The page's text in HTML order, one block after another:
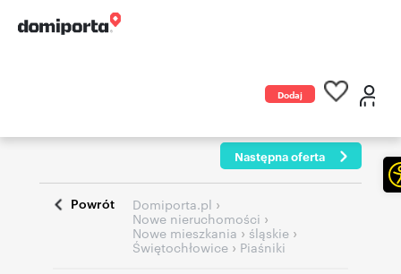
Dodaj
Następna oferta
Powrót Domiporta.pl ›
Nowe nieruchomości ›
Nowe mieszkania › śląskie ›
Świętochłowice › Piaśniki